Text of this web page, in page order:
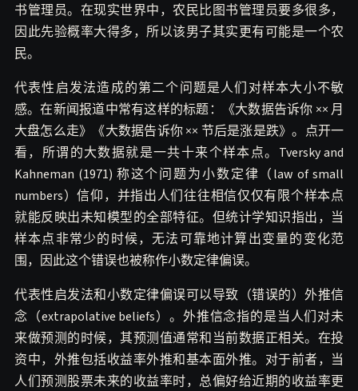
书管理员。在现实世界中，农民比图书管理员要多很多，
因此先验概率大得多，所以该男子其实更有可能是一个农
民。
代表性启发法造成的第二个问题是人们对样本大小不敏
感。在新闻报道中常有这样的标题：《大数据告诉你 ×× 月
大盘怎么走》《大数据告诉你 ×× 节后是涨是跌》。点开一
看，所谓的大数据就是一共十来个样本点。Tversky and
Kahneman (1971) 称这个问题为小数定律（law of small
numbers）信仰，并指出人们往往相信仅仅有限个样本点
就能反映出未知模型的全部特征。但统计学知识指出，当
样本点非常少的时候，无法可靠地计算出变量的变化范
围，因此这个错误也被称作小数定律偏误。
代表性启发法和小数定律偏误可以导致（错误的）外推信
念（extrapolative beliefs）。外推信念指的是当人们对未
来做预测的时候，其预测值通常和当前数据正相关。在投
资中，外推包括收益率外推和基本面外推。对于前者，当
人们预测股票未来的收益率时，总偏好给近期的收益率更